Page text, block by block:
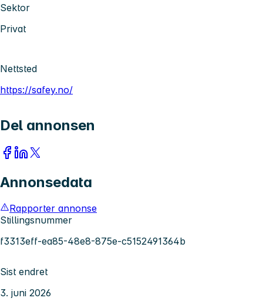
Sektor
Privat
Nettsted
https://safey.no/
Del annonsen
Annonsedata
Rapporter annonse
Stillingsnummer
f3313eff-ea85-48e8-875e-c5152491364b
Sist endret
3. juni 2026